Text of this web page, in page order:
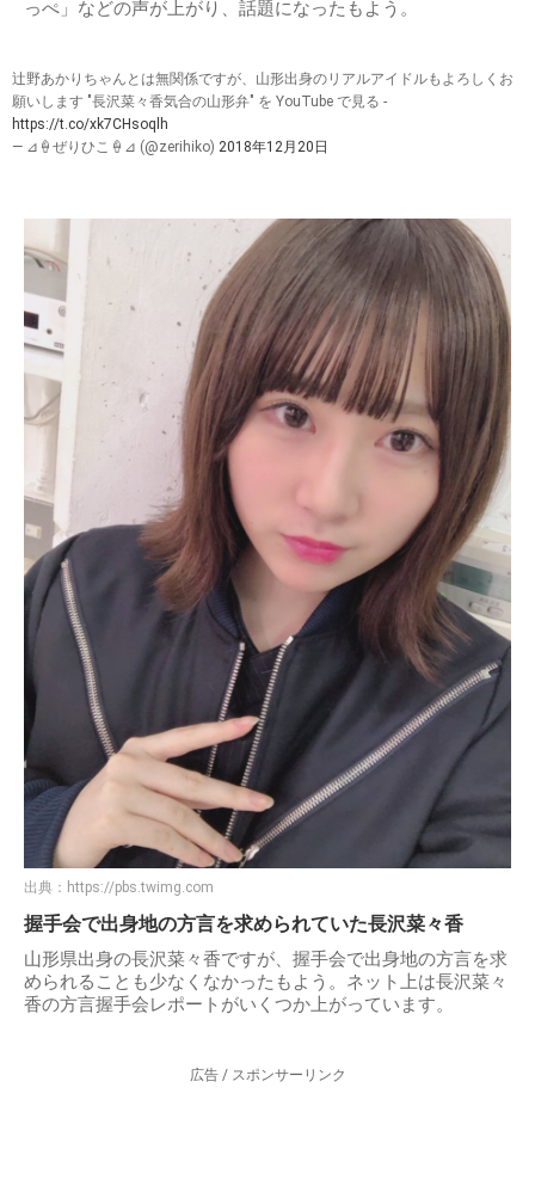
っぺ」などの声が上がり、話題になったもよう。
辻野あかりちゃんとは無関係ですが、山形出身のリアルアイドルもよろしくお
願いします "長沢菜々香気合の山形弁" を YouTube で見る -
https://t.co/xk7CHsoqlh
— ⊿🍦ぜりひこ🍦⊿ (@zerihiko) 2018年12月20日
出典： https://pbs.twimg.com
握手会で出身地の方言を求められていた長沢菜々香
山形県出身の長沢菜々香ですが、握手会で出身地の方言を求
められることも少なくなかったもよう。ネット上は長沢菜々
香の方言握手会レポートがいくつか上がっています。
広告 / スポンサーリンク